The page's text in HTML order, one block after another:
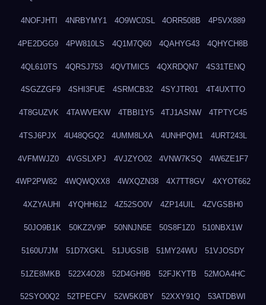
4NOFJHTI 4NRBYMY1 4O9WC0SL 4ORR508B 4P5VX889
4PE2DGG9 4PW810LS 4Q1M7Q60 4QAHYG43 4QHYCH8B
4QL610TS 4QRSJ753 4QVTMIC5 4QXRDQN7 4S31TENQ
4SGZZGF9 4SHI3FUE 4SRMCB32 4SYJTR01 4T4UXTTO
4T8GUZVK 4TAWVEKW 4TBBI1Y5 4TJ1ASNW 4TPTYC45
4TSJ6PJX 4U48QGQ2 4UMM8LXA 4UNHPQM1 4URT243L
4VFMWJZ0 4VGSLXPJ 4VJZYO02 4VNW7KSQ 4W6ZE1F7
4WP2PW82 4WQWQXX8 4WXQZN38 4X7TT8GV 4XYOT662
4XZYAUHI 4YQHH612 4Z52SO0V 4ZP14UIL 4ZVGSBH0
50JO9B1K 50KZ2V9P 50NNJN5E 50S8F1Z0 510NBX1W
5160U7JM 51D7XGKL 51JUGSIB 51MY24WU 51VJOSDY
51ZE8MKB 522X4O28 52D4GH9B 52FJKYTB 52MOA4HC
52SYO0Q2 52TPECFV 52W5K0BY 52XXY91Q 53ATDBWI